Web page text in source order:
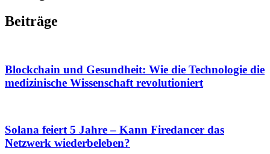
Beiträge
Blockchain und Gesundheit: Wie die Technologie die
medizinische Wissenschaft revolutioniert
Solana feiert 5 Jahre – Kann Firedancer das
Netzwerk wiederbeleben?